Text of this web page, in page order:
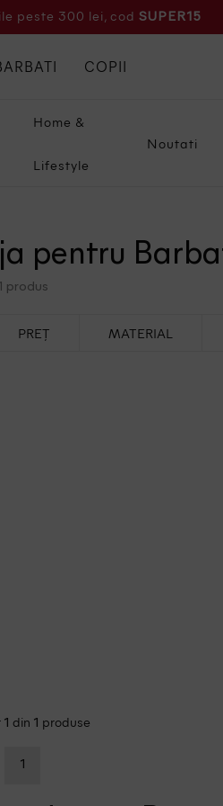
peste 300 lei, cod SUPER15
Home &
Lifestyle
Noutati
COPII
pentru
produs
PREȚ MATERIAL
1 din 1 produse
1